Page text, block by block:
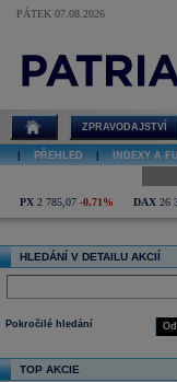
PÁTEK 07.08.2026
Marka online
ZPRAVODAJSTVÍ
PŘEHLED INDEXY A
PX 2 785,07 -0,71% DAX 26
HLEDÁNÍ V DETAILU AKCIÍ
Pokročilé hledání
TOP AKCIE